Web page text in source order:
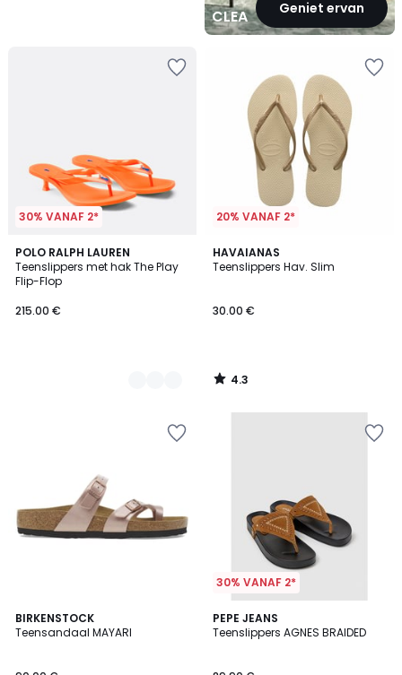
CLEARANCEGeniet ervan
30% VANAF 2*
POLO RALPH LAUREN
Teenslippers met hak The Play
Flip-Flop
215.00 €
2
Kleuren
20% VANAF 2*
HAVAIANAS
Teenslippers Hav. Slim
30.00 €
4.3
/ 5
4.3
/
BIRKENSTOCK
Teensandaal MAYARI
3
/
30% VANAF 2*
PEPE JEANS
Teenslippers AGNES BRAIDED
5
/